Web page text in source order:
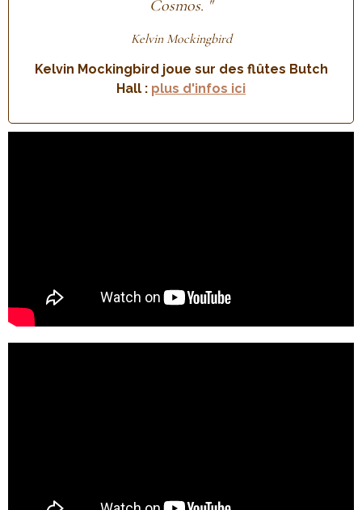
Cosmos. "
Kelvin Mockingbird
Kelvin Mockingbird joue sur des flûtes Butch
Hall : plus d'infos ici